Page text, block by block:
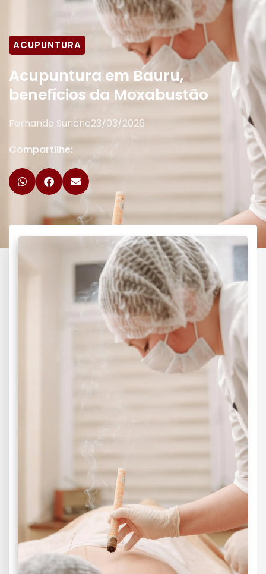
ACUPUNTURA
Acupuntura em Bauru,
benefícios da Moxabustão
Fernando Suriano23/03/2026
Compartilhe: